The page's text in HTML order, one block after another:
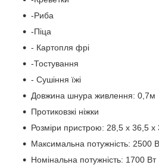
-Риба
-Піца
- Картопля фрі
-Тостування
- Сушіння їжі
Довжина шнура живлення: 0,7м
Протиковзкі ніжки
Розміри пристрою: 28,5 х 36,5 х
Максимальна потужність: 2500
Номінальна потужність: 1700 Вт